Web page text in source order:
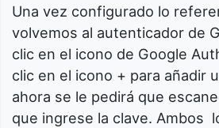
Una vez configurado lo
volvemos al autenticador de
clic en el icono de Google
clic en el icono + para añadir
ahora se le pedirá que
que ingrese la clave. Ambos